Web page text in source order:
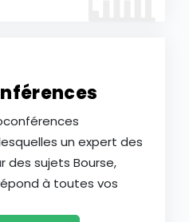
un expert des
des sujets Bourse,
à toutes vos